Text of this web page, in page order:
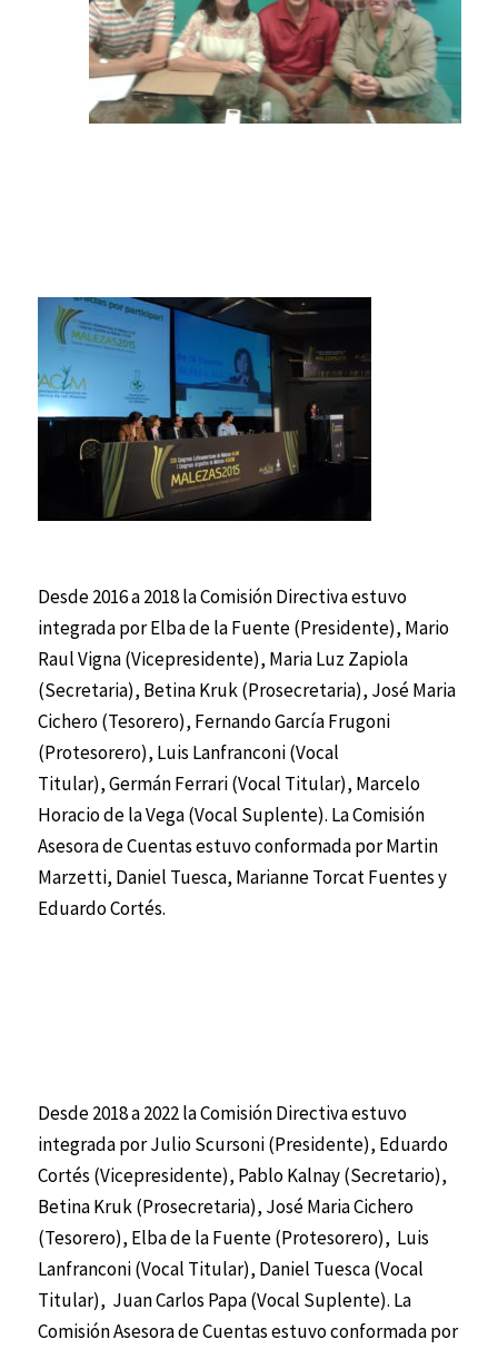
Desde 2016 a 2018 la Comisión Directiva estuvo
integrada por Elba de la Fuente (Presidente), Mario
Raul Vigna (Vicepresidente), Maria Luz Zapiola
(Secretaria), Betina Kruk (Prosecretaria), José Maria
Cichero (Tesorero), Fernando García Frugoni
(Protesorero), Luis Lanfranconi (Vocal
Titular), Germán Ferrari (Vocal Titular), Marcelo
Horacio de la Vega (Vocal Suplente). La Comisión
Asesora de Cuentas estuvo conformada por Martin
Marzetti, Daniel Tuesca, Marianne Torcat Fuentes y
Eduardo Cortés.
Desde 2018 a 2022 la Comisión Directiva estuvo
integrada por Julio Scursoni (Presidente), Eduardo
Cortés (Vicepresidente), Pablo Kalnay (Secretario),
Betina Kruk (Prosecretaria), José Maria Cichero
(Tesorero), Elba de la Fuente (Protesorero), Luis
Lanfranconi (Vocal Titular), Daniel Tuesca (Vocal
Titular), Juan Carlos Papa (Vocal Suplente). La
Comisión Asesora de Cuentas estuvo conformada por